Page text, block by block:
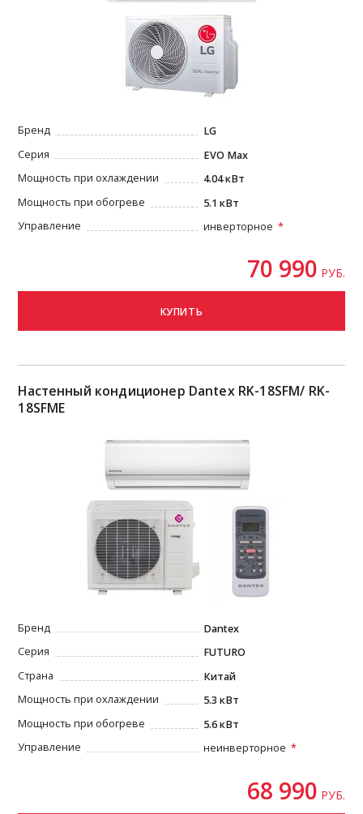
Бренд
LG
Серия
EVO Max
Мощность при охлаждении
4.04 кВт
Мощность при обогреве
5.1 кВт
Управление
инверторное
70 990 РУБ.
КУПИТЬ
Настенный кондиционер Dantex RK-18SFM/ RK-
18SFME
Бренд
Dantex
Серия
FUTURO
Страна
Китай
Мощность при охлаждении
5.3 кВт
Мощность при обогреве
5.6 кВт
Управление
неинверторное
68 990 РУБ.